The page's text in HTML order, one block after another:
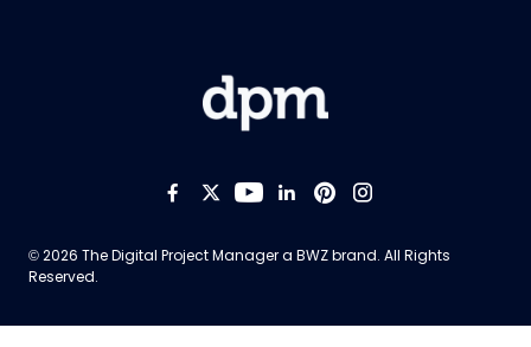
Like us on Facebook
Follow us on Twitter
Follow us on
Add us on
Follow us on
Follow us
© 2026 The Digital Project Manager a BWZOpens new window
brand. All Rights
Reserved.